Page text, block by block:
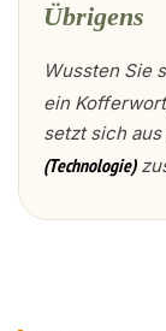
Übrigens
Wussten Sie
ein
setzt sich aus
(Technologie)